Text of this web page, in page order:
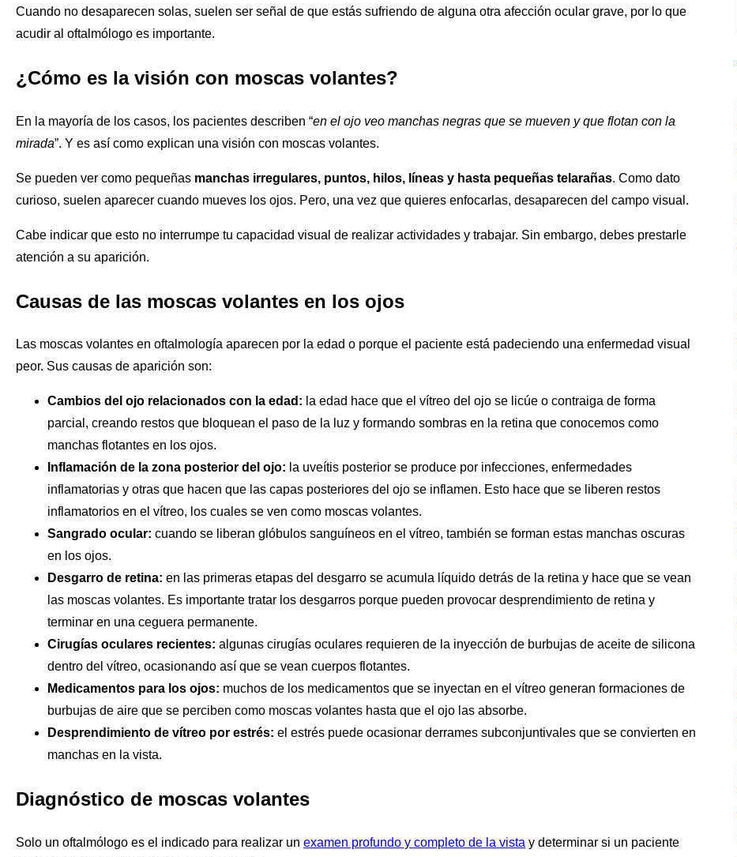
Cuando no desaparecen solas, suelen ser señal de que estás sufriendo de alguna otra afección ocular grave, por lo que
acudir al oftalmólogo es importante.
¿Cómo es la visión con moscas volantes?
En la mayoría de los casos, los pacientes describen “en el ojo veo manchas negras que se mueven y que flotan con la
mirada”. Y es así como explican una visión con moscas volantes.
Se pueden ver como pequeñas manchas irregulares, puntos, hilos, líneas y hasta pequeñas telarañas. Como dato
curioso, suelen aparecer cuando mueves los ojos. Pero, una vez que quieres enfocarlas, desaparecen del campo visual.
Cabe indicar que esto no interrumpe tu capacidad visual de realizar actividades y trabajar. Sin embargo, debes prestarle
atención a su aparición.
Causas de las moscas volantes en los ojos
Las moscas volantes en oftalmología aparecen por la edad o porque el paciente está padeciendo una enfermedad visual
peor. Sus causas de aparición son:
Cambios del ojo relacionados con la edad: la edad hace que el vítreo del ojo se licúe o contraiga de forma
parcial, creando restos que bloquean el paso de la luz y formando sombras en la retina que conocemos como
manchas flotantes en los ojos.
Inflamación de la zona posterior del ojo: la uveítis posterior se produce por infecciones, enfermedades
inflamatorias y otras que hacen que las capas posteriores del ojo se inflamen. Esto hace que se liberen restos
inflamatorios en el vítreo, los cuales se ven como moscas volantes.
Sangrado ocular: cuando se liberan glóbulos sanguíneos en el vítreo, también se forman estas manchas oscuras
en los ojos.
Desgarro de retina: en las primeras etapas del desgarro se acumula líquido detrás de la retina y hace que se vean
las moscas volantes. Es importante tratar los desgarros porque pueden provocar desprendimiento de retina y
terminar en una ceguera permanente.
Cirugías oculares recientes: algunas cirugías oculares requieren de la inyección de burbujas de aceite de silicona
dentro del vítreo, ocasionando así que se vean cuerpos flotantes.
Medicamentos para los ojos: muchos de los medicamentos que se inyectan en el vítreo generan formaciones de
burbujas de aire que se perciben como moscas volantes hasta que el ojo las absorbe.
Desprendimiento de vítreo por estrés: el estrés puede ocasionar derrames subconjuntivales que se convierten en
manchas en la vista.
Diagnóstico de moscas volantes
Solo un oftalmólogo es el indicado para realizar un examen profundo y completo de la vista y determinar si un paciente